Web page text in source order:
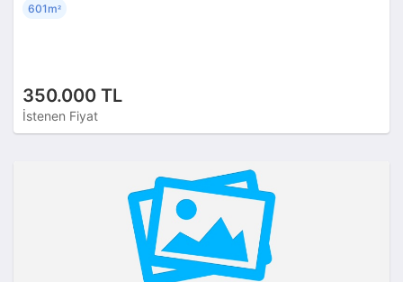
350.000 TL
İstenen Fiyat
601m²